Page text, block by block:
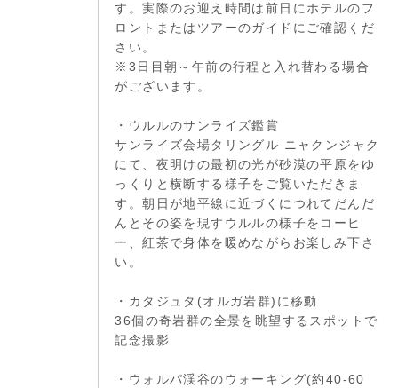
す。実際のお迎え時間は前日にホテルのフ
ロントまたはツアーのガイドにご確認くだ
さい。
※3日目朝～午前の行程と入れ替わる場合
がございます。
・ウルルのサンライズ鑑賞
サンライズ会場タリングル ニャクンジャク
にて、夜明けの最初の光が砂漠の平原をゆ
っくりと横断する様子をご覧いただきま
す。朝日が地平線に近づくにつれてだんだ
んとその姿を現すウルルの様子をコーヒ
ー、紅茶で身体を暖めながらお楽しみ下さ
い。
・カタジュタ(オルガ岩群)に移動
36個の奇岩群の全景を眺望するスポットで
記念撮影
・ウォルパ渓谷のウォーキング(約40-60